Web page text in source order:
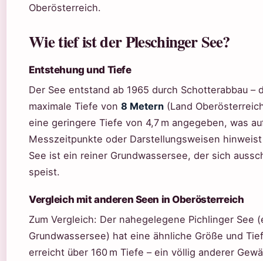
Oberösterreich.
Wie tief ist der Pleschinger See?
Entstehung und Tiefe
Der See entstand ab 1965 durch Schotterabbau –
maximale Tiefe von 8 Metern (Land
eine geringere Tiefe von 4,7 m angegeben, was
Messzeitpunkte oder Darstellungsweisen
See ist ein reiner Grundwassersee, der sich
speist.
Vergleich mit anderen Seen in Oberösterreich
Zum Vergleich: Der nahegelegene Pichlinger See
Grundwassersee) hat eine ähnliche Größe und
erreicht über 160 m Tiefe – ein völlig anderer